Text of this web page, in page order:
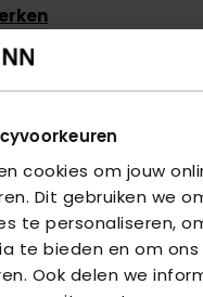
cookies om jouw
Dit gebruiken we
te personaliseren,
te bieden en om
Ook delen we
DIT PRODUCT?
graag verder online of
je vraag aan de
winkels.